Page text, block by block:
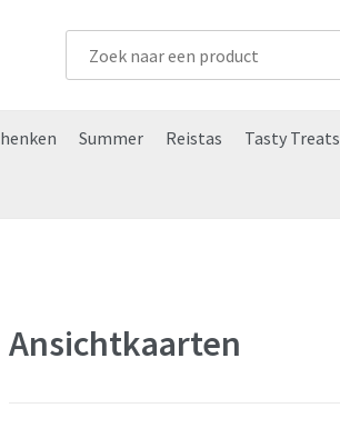
Summer Reistas Tasty Treats
Ansichtkaarten